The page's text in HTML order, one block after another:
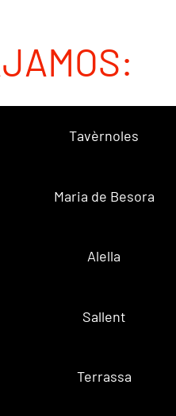
Tavèrnoles
Maria de Besora
Alella
Sallent
Terrassa